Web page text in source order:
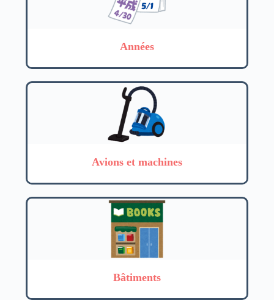
Années
Avions et machines
Bâtiments